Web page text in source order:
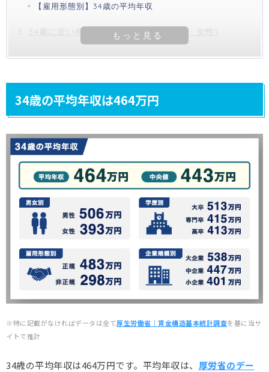
【雇用形態別】34歳の平均年収
34歳に近い年代の平均年収(全体・男性・女性)
34歳の平均年収は464万円
※特に記載がなければデータは全て厚生労働省｜賃金構造基本統計調査を基に当サ
イトで推計
34歳の平均年収は464万円です。平均年収は、 厚労省のデー